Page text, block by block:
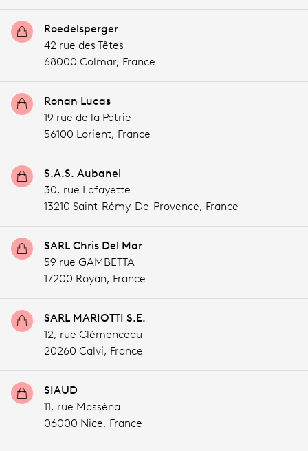
Roedelsperger
42 rue des Têtes
68000 Colmar, France
Ronan Lucas
19 rue de la Patrie
56100 Lorient, France
S.A.S. Aubanel
30, rue Lafayette
13210 Saint-Rémy-De-Provence, France
SARL Chris Del Mar
59 rue GAMBETTA
17200 Royan, France
SARL MARIOTTI S.E.
12, rue Clémenceau
20260 Calvi, France
SIAUD
11, rue Masséna
06000 Nice, France